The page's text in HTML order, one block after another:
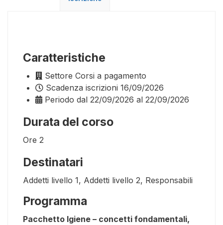
Caratteristiche
Settore Corsi a pagamento
Scadenza iscrizioni 16/09/2026
Periodo dal 22/09/2026 al 22/09/2026
Durata del corso
Ore 2
Destinatari
Addetti livello 1, Addetti livello 2, Responsabili
Programma
Pacchetto Igiene – concetti fondamentali,